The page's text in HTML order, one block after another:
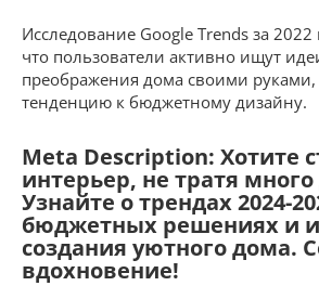
Исследование Google Trends за 2022
что пользователи активно ищут
преображения дома своими руками,
тенденцию к бюджетному дизайну.
Meta Description: Хотите
интерьер, не тратя много
Узнайте о трендах 2024-
бюджетных решениях и
создания уютного дома.
вдохновение!